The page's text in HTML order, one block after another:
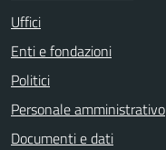
Uffici
Enti e fondazioni
Politici
Personale amministrativo
Documenti e dati